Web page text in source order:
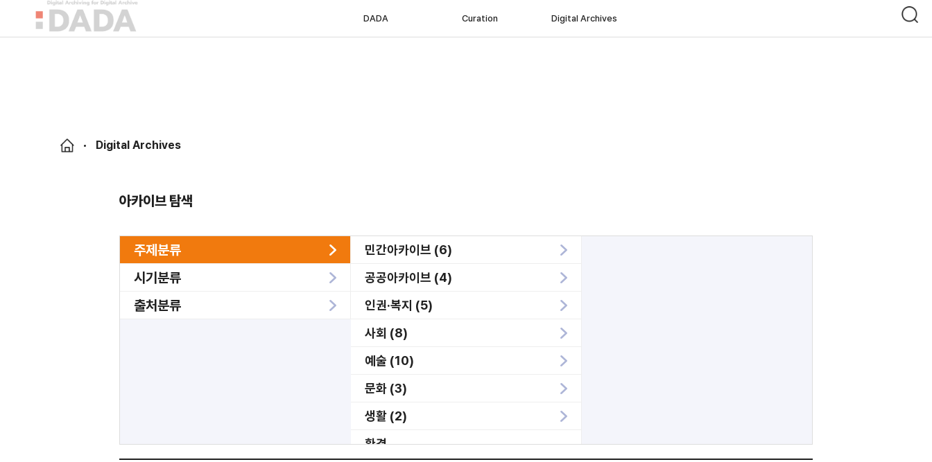
DADA Curation Digital Archives
Digital Archives
아카이브 탐색
주제분류
민간아카이브 (6)
공공아카이브 (4)
인권·복지 (5)
사회 (8)
예술 (10)
문화 (3)
생활 (2)
환경
시기분류
출처분류